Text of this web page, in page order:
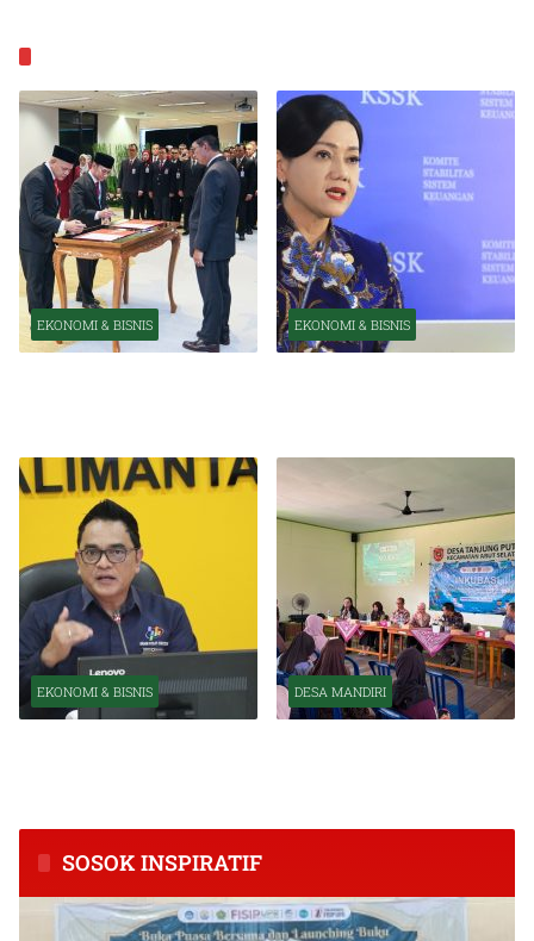
EKONOMI & BISNIS EKONOMI & BISNIS
EKONOMI & BISNIS DESA MANDIRI
SOSOK INSPIRATIF